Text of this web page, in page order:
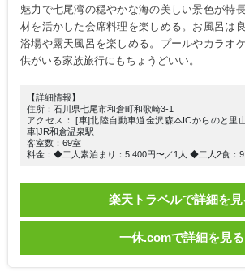
魅力で七尾湾の穏やかな海の美しい景色が特
材を活かした会席料理を楽しめる。お風呂は
浴場や露天風呂を楽しめる。プールやカラオ
供がいる家族旅行にもちょうどいい。
【詳細情報】
住所：石川県七尾市和倉町和歌崎3-1
アクセス： [車]北陸自動車道金沢森本ICからのと里
車]JR和倉温泉駅
客室数：69室
料金：◆二人素泊まり：5,400円〜／1人 ◆二人2食：
楽天トラベルで詳細を見
一休.comで詳細を見る